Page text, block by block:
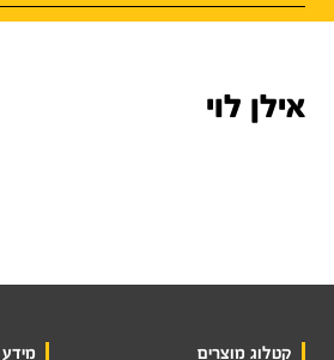
אילן לוי
קטלוג מוצרים
מידע